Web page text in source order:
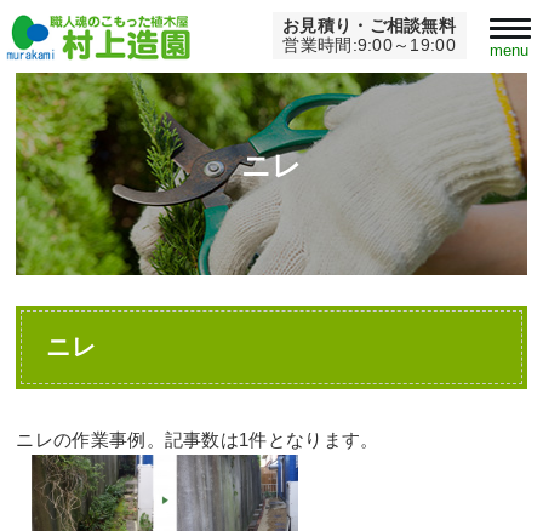
お見積り・ご相談無料
営業時間:9:00～19:00
menu
Home > ニレ
ニレ
ニレ
ニレの作業事例。記事数は1件となります。